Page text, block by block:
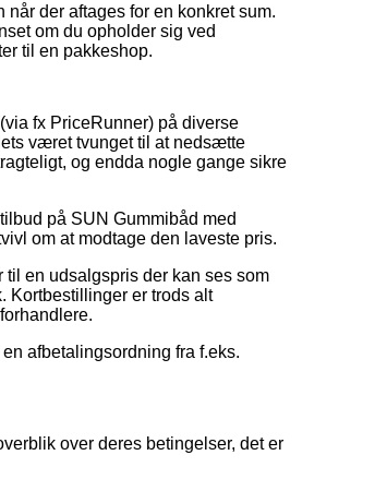
der aftages for en konkret sum.
om du opholder sig ved
til en pakkeshop.
fx PriceRunner) på diverse
været tvunget til at nedsætte
og endda nogle gange sikre
på SUN Gummibåd med
om at modtage den laveste pris.
en udsalgspris der kan ses som
Kortbestillinger er trods alt
afbetalingsordning fra f.eks.
over deres betingelser, det er